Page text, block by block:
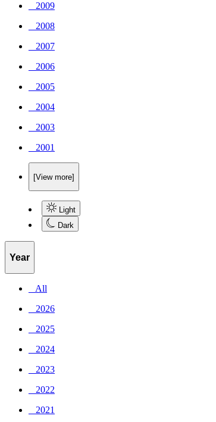
_ 2009
_ 2008
_ 2007
_ 2006
_ 2005
_ 2004
_ 2003
_ 2001
[View more]
Light
Dark
Year
_ All
_ 2026
_ 2025
_ 2024
_ 2023
_ 2022
_ 2021